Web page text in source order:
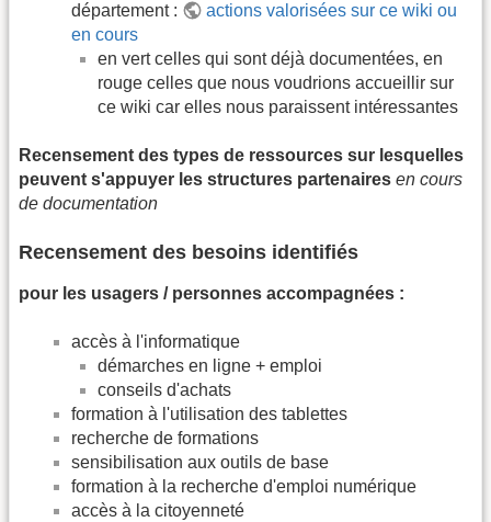
département :
actions valorisées sur ce wiki ou
en cours
en vert celles qui sont déjà documentées, en
rouge celles que nous voudrions accueillir sur
ce wiki car elles nous paraissent intéressantes
Recensement des types de ressources sur lesquelles
peuvent s'appuyer les structures partenaires en cours
de documentation
Recensement des besoins identifiés
pour les usagers / personnes accompagnées :
accès à l'informatique
démarches en ligne + emploi
conseils d'achats
formation à l'utilisation des tablettes
recherche de formations
sensibilisation aux outils de base
formation à la recherche d'emploi numérique
accès à la citoyenneté